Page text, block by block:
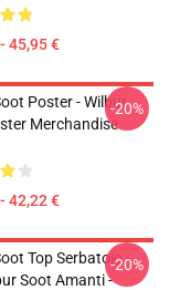
45,95 €
Poster - Wilbur
Merchandise
42,22 €
-20%
Top Serbatoio -
Soot Amanti -
-20%